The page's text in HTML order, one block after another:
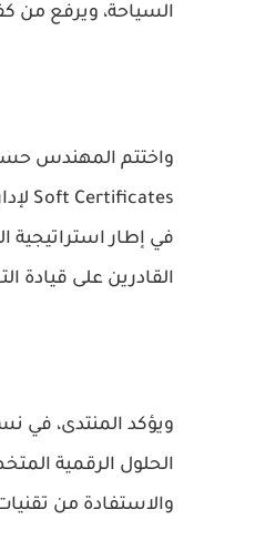
السياحة، ويرفع من
في إطار استراتيجية
القادرين على قيادة
ويؤكد المنتدى، في
الحلول الرقمية
والاستفادة من